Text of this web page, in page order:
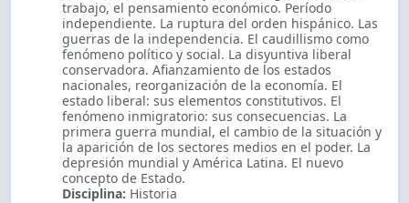
trabajo, el pensamiento económico. Período
independiente. La ruptura del orden hispánico. Las
guerras de la independencia. El caudillismo como
fenómeno político y social. La disyuntiva liberal
conservadora. Afianzamiento de los estados
nacionales, reorganización de la economía. El
estado liberal: sus elementos constitutivos. El
fenómeno inmigratorio: sus consecuencias. La
primera guerra mundial, el cambio de la situación y
la aparición de los sectores medios en el poder. La
depresión mundial y América Latina. El nuevo
concepto de Estado.
Disciplina: Historia